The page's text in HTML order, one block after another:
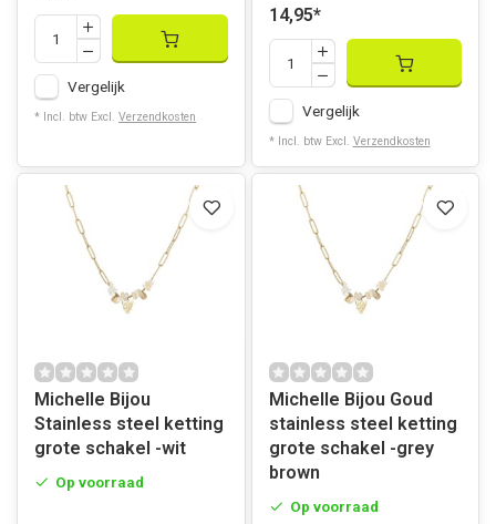
Vergelijk
* Incl. btw Excl. Verzendkosten
14,95*
Vergelijk
* Incl. btw Excl. Verzendkosten
Michelle Bijou
Stainless steel ketting
grote schakel -wit
Op voorraad
Michelle Bijou Goud
stainless steel ketting
grote schakel -grey
brown
Op voorraad